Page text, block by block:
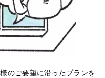
のご要望に沿ったプランを